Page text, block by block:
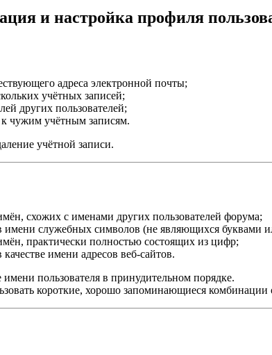
и настройка профиля
адреса электронной почты;
учётных записей;
других пользователей;
чужим учётным записям.
учётной записи.
схожих с именами других пользователей форума;
имени служебных символов (не являющихся буквами
практически полностью состоящих из цифр;
качестве имени адресов веб-сайтов.
пользователя в принудительном порядке.
короткие, хорошо запоминающиеся